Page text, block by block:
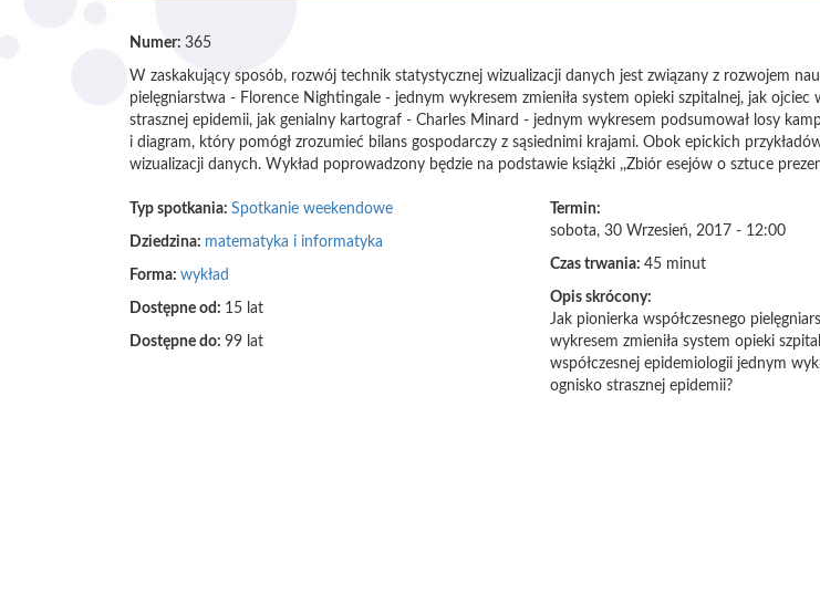
Numer: 365
W zaskakujący sposób, rozwój technik statystycznej wizualizacji danych jest związany z rozwojem
pielęgniarstwa - Florence Nightingale - jednym wykresem zmieniła system opieki szpitalnej, jak
strasznej epidemii, jak genialny kartograf - Charles Minard - jednym wykresem podsumował losy
i diagram, który pomógł zrozumieć bilans gospodarczy z sąsiednimi krajami. Obok epickich
wizualizacji danych. Wykład poprowadzony będzie na podstawie książki ,,Zbiór esejów o sztuce
Typ spotkania: Spotkanie weekendowe
Dziedzina: matematyka i informatyka
Forma: wykład
Dostępne od: 15 lat
Dostępne do: 99 lat
Termin:
sobota, 30 Wrzesień, 2017 - 12:00
Czas trwania: 45 minut
Opis skrócony:
Jak pionierka współczesnego
wykresem zmieniła system opieki
współczesnej epidemiologii jednym
ognisko strasznej epidemii?